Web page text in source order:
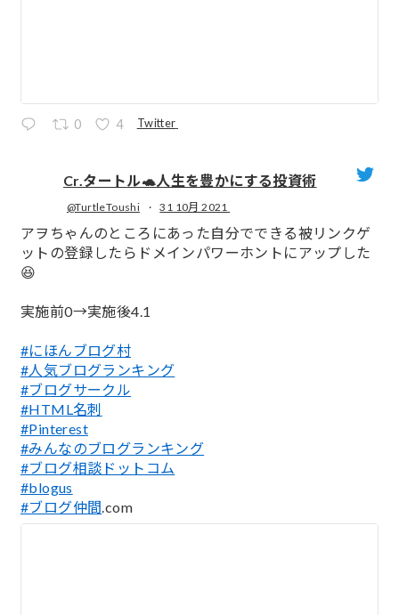
0 4 Twitter
Cr.タートル🐢人生を豊かにする投資術
@TurtleToushi · 31 10月 2021
アヲちゃんのところにあった自分でできる被リンクゲ
ットの登録したらドメインパワーホントにアップした
😆
実施前0→実施後4.1
#にほんブログ村
#人気ブログランキング
#ブログサークル
#HTML名刺
#Pinterest
#みんなのブログランキング
#ブログ相談ドットコム
#blogus
#ブログ仲間.com